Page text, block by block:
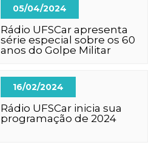
05/04/2024
Rádio UFSCar apresenta
série especial sobre os 60
anos do Golpe Militar
16/02/2024
Rádio UFSCar inicia sua
programação de 2024